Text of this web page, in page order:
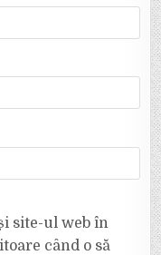
site-ul web în
când o să